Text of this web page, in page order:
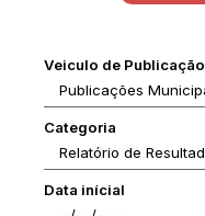
Veiculo de Publicação
Categoria
Data inícial